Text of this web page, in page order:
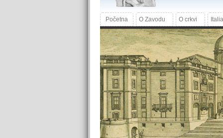
Početna O Zavodu O crkvi